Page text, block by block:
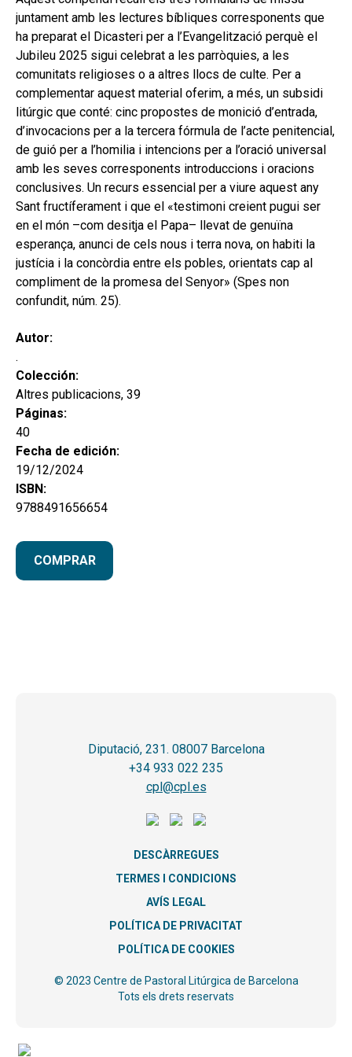
EL MEU COMPTE
CERCAR
CAT
ESP
juntament amb les lectures bíbliques corresponents que
ha preparat el Dicasteri per a l’Evangelització perquè el
Jubileu 2025 sigui celebrat a les parròquies, a les
comunitats religioses o a altres llocs de culte. Per a
complementar aquest material oferim, a més, un subsidi
litúrgic que conté: cinc propostes de monició d’entrada,
d’invocacions per a la tercera fórmula de l’acte penitencial,
de guió per a l’homilia i intencions per a l’oració universal
amb les seves corresponents introduccions i oracions
conclusives. Un recurs essencial per a viure aquest any
Sant fructíferament i que el «testimoni creient pugui ser
en el món –com desitja el Papa– llevat de genuïna
esperança, anunci de cels nous i terra nova, on habiti la
justícia i la concòrdia entre els pobles, orientats cap al
compliment de la promesa del Senyor» (Spes non
confundit, núm. 25).
Autor:
.
Colección:
Altres publicacions, 39
Páginas:
40
Fecha de edición:
19/12/2024
ISBN:
9788491656654
COMPRAR
Diputació, 231. 08007 Barcelona
+34 933 022 235
cpl@cpl.es
DESCÀRREGUES
TERMES I CONDICIONS
AVÍS LEGAL
POLÍTICA DE PRIVACITAT
POLÍTICA DE COOKIES
© 2023 Centre de Pastoral Litúrgica de Barcelona
Tots els drets reservats